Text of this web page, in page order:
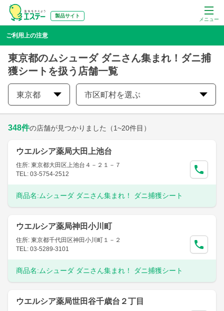
メニュー
製品サイト
ご利用上の注意
東京都のムシューダ ダニさん集まれ！ダニ捕
獲シートを扱う店舗一覧
東京都 市区町村を選ぶ
348件の店舗が見つかりました （1~20件目）
ウエルシア薬局大田上池台
住所: 東京都大田区上池台４－２１－７
TEL: 03-5754-2512
商品名: ムシューダ ダニさん集まれ！ ダニ捕獲シート
ウエルシア薬局神田小川町
住所: 東京都千代田区神田小川町１－２
TEL: 03-5289-3101
商品名: ムシューダ ダニさん集まれ！ ダニ捕獲シート
ウエルシア薬局世田谷千歳台２丁目